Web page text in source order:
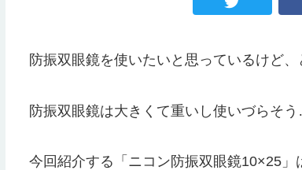
防振双眼鏡を使いたいと思っているけど
防振双眼鏡は大きくて重いし使いづらそ
今回紹介する「ニコン防振双眼鏡10×25」